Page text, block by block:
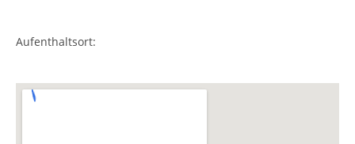
Aufenthaltsort: